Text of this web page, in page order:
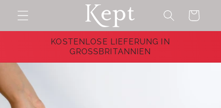
zum
Inhalt
Warenkorb
KOSTENLOSE LIEFERUNG IN
GROSSBRITANNIEN